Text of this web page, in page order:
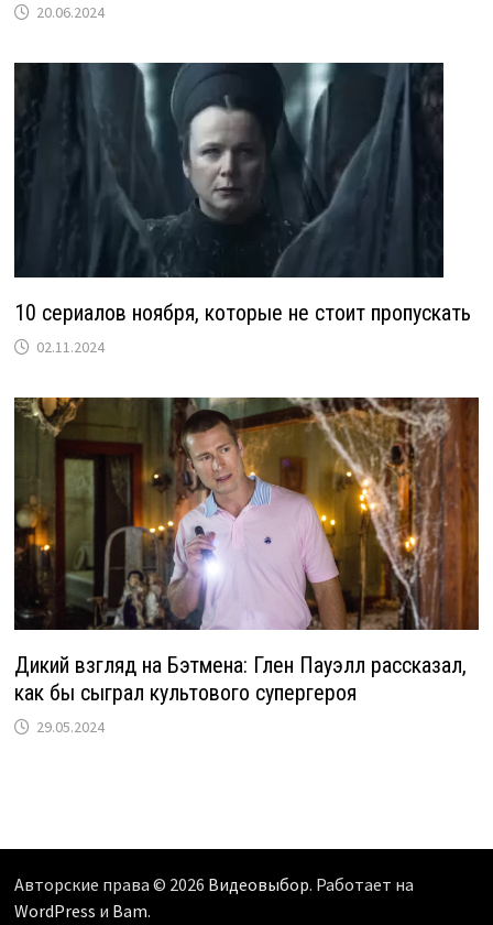
20.06.2024
10 сериалов ноября, которые не стоит пропускать
02.11.2024
Дикий взгляд на Бэтмена: Глен Пауэлл рассказал,
как бы сыграл культового супергероя
29.05.2024
Авторские права © 2026 Видеовыбор. Работает на
WordPress и Bam.